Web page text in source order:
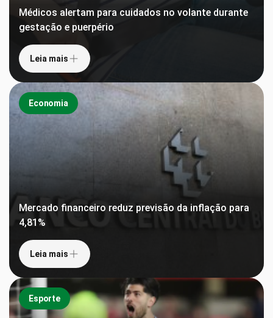
Médicos alertam para cuidados no volante durante
gestação e puerpério
Leia mais
Economia
Mercado financeiro reduz previsão da inflação para
4,81%
Leia mais
Esporte